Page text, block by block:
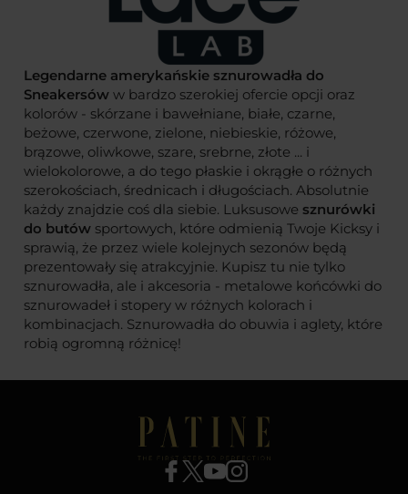
Legendarne amerykańskie sznurowadła do
Sneakersów w bardzo szerokiej ofercie opcji oraz
kolorów - skórzane i bawełniane, białe, czarne,
beżowe, czerwone, zielone, niebieskie, różowe,
brązowe, oliwkowe, szare, srebrne, złote ... i
wielokolorowe, a do tego płaskie i okrągłe o różnych
szerokościach, średnicach i długościach. Absolutnie
każdy znajdzie coś dla siebie. Luksusowe sznurówki
do butów sportowych, które odmienią Twoje Kicksy i
sprawią, że przez wiele kolejnych sezonów będą
prezentowały się atrakcyjnie. Kupisz tu nie tylko
sznurowadła, ale i akcesoria - metalowe końcówki do
sznurowadeł i stopery w różnych kolorach i
kombinacjach. Sznurowadła do obuwia i aglety, które
robią ogromną różnicę!